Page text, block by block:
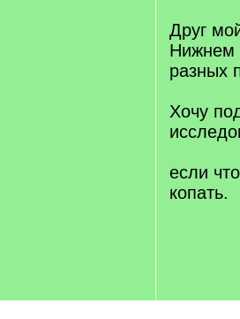
Друг
Нижнем
разных
Хочу
если
копать.